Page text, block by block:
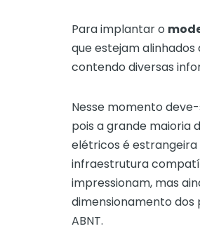
Para implantar o
que estejam
contendo diversas
Nesse momento
pois a grande maioria
elétricos é
infraestrutura
impressionam, mas
dimensionamento dos
ABNT.